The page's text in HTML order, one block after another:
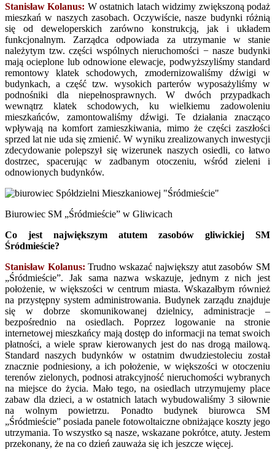
Stanisław Kolanus: W ostatnich latach widzimy zwiększoną podaż
mieszkań w naszych zasobach. Oczywiście, nasze budynki różnią
się od deweloperskich zarówno konstrukcją, jak i układem
funkcjonalnym. Zarządca odpowiada za utrzymanie w stanie
należytym tzw. części wspólnych nieruchomości − nasze budynki
mają ocieplone lub odnowione elewacje, podwyższyliśmy standard
remontowy klatek schodowych, zmodernizowaliśmy dźwigi w
budynkach, a część tzw. wysokich parterów wyposażyliśmy w
podnośniki dla niepełnosprawnych. W dwóch przypadkach
wewnątrz klatek schodowych, ku wielkiemu zadowoleniu
mieszkańców, zamontowaliśmy dźwigi. Te działania znacząco
wpływają na komfort zamieszkiwania, mimo że części zaszłości
sprzed lat nie uda się zmienić. W wyniku zrealizowanych inwestycji
zdecydowanie polepszył się wizerunek naszych osiedli, co łatwo
dostrzec, spacerując w zadbanym otoczeniu, wśród zieleni i
odnowionych budynków.
Biurowiec SM „Śródmieście” w Gliwicach
Co jest największym atutem zasobów gliwickiej SM
Śródmieście?
Stanisław Kolanus: Trudno wskazać największy atut zasobów SM
„Śródmieście”. Jak sama nazwa wskazuje, jednym z nich jest
położenie, w większości w centrum miasta. Wskazałbym również
na przystępny system administrowania. Budynek zarządu znajduje
się w dobrze skomunikowanej dzielnicy, administracje –
bezpośrednio na osiedlach. Poprzez logowanie na stronie
internetowej mieszkańcy mają dostęp do informacji na temat swoich
płatności, a wiele spraw kierowanych jest do nas drogą mailową.
Standard naszych budynków w ostatnim dwudziestoleciu został
znacznie podniesiony, a ich położenie, w większości w otoczeniu
terenów zielonych, podnosi atrakcyjność nieruchomości wybranych
na miejsce do życia. Mało tego, na osiedlach utrzymujemy place
zabaw dla dzieci, a w ostatnich latach wybudowaliśmy 3 siłownie
na wolnym powietrzu. Ponadto budynek biurowca SM
„Śródmieście” posiada panele fotowoltaiczne obniżające koszty jego
utrzymania. To wszystko są nasze, wskazane pokrótce, atuty. Jestem
przekonany, że na co dzień zauważa się ich jeszcze więcej.